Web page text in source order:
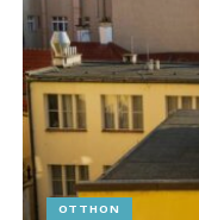
OTTHON